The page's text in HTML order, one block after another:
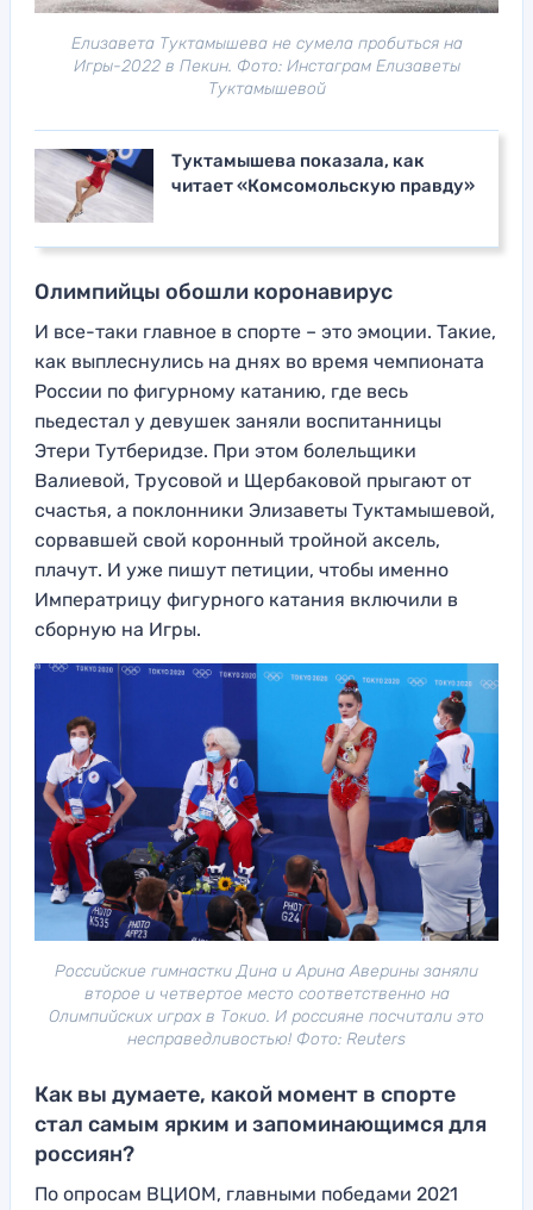
Елизавета Туктамышева не сумела пробиться на
Игры-2022 в Пекин. Фото: Инстаграм Елизаветы
Туктамышевой
Туктамышева показала, как
читает «Комсомольскую правду»
Олимпийцы обошли коронавирус
И все-таки главное в спорте – это эмоции. Такие,
как выплеснулись на днях во время чемпионата
России по фигурному катанию, где весь
пьедестал у девушек заняли воспитанницы
Этери Тутберидзе. При этом болельщики
Валиевой, Трусовой и Щербаковой прыгают от
счастья, а поклонники Элизаветы Туктамышевой,
сорвавшей свой коронный тройной аксель,
плачут. И уже пишут петиции, чтобы именно
Императрицу фигурного катания включили в
сборную на Игры.
Российские гимнастки Дина и Арина Аверины заняли
второе и четвертое место соответственно на
Олимпийских играх в Токио. И россияне посчитали это
несправедливостью! Фото: Reuters
Как вы думаете, какой момент в спорте
стал самым ярким и запоминающимся для
россиян?
По опросам ВЦИОМ, главными победами 2021